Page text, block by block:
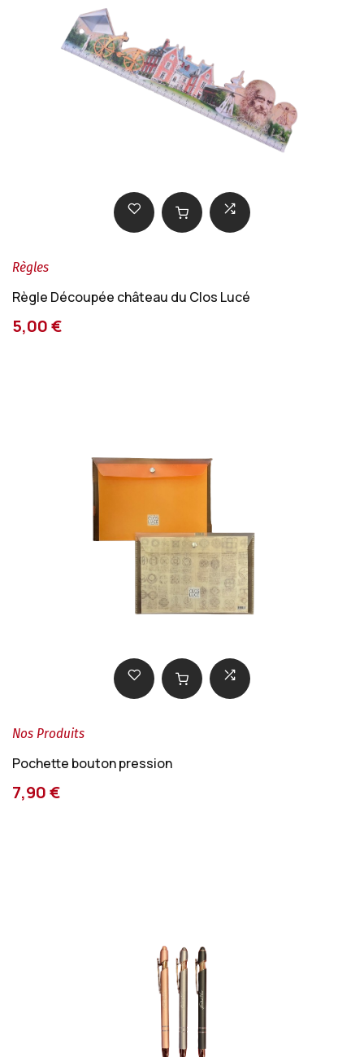
Règles
Règle Découpée château du Clos Lucé
5,00 €
Nos Produits
Pochette bouton pression
7,90 €